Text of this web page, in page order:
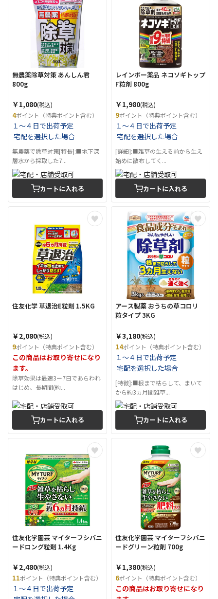
無農薬除草対策 あんしん君
800g
￥1,080(税込)
4ポイント（特典ポイント含む）
１～４日で出荷予定
宅配を選択した場合
無農薬で除草対策[特長]:■地下深
層水から採取した7...
カートに入れる
レインボー薬品 ネコソギトップ
F粒剤 800g
￥1,980(税込)
9ポイント（特典ポイント含む）
１～４日で出荷予定
宅配を選択した場合
[詳細]:■雑草の生える前から生え
始めに散布してく...
カートに入れる
住友化学 草退治E粒剤 1.5KG
￥2,080(税込)
9ポイント（特典ポイント含む）
この商品はお取り寄せになり
ます。
除草効果は最速3ー7日であらわれ
はじめ、長期間(約...
カートに入れる
アース製薬 おうちの草コロリ
粒タイプ 3KG
￥3,180(税込)
14ポイント（特典ポイント含む）
１～４日で出荷予定
宅配を選択した場合
[特徴]:■根まで枯らして、まいて
から約3ヵ月間雑草...
カートに入れる
住友化学園芸 マイターフシバニ
ードロング粒剤 1.4Kg
￥2,480(税込)
11ポイント（特典ポイント含む）
１～４日で出荷予定
住友化学園芸 マイターフシバニ
ードグリーン粒剤 700g
￥1,380(税込)
6ポイント（特典ポイント含む）
この商品はお取り寄せになり